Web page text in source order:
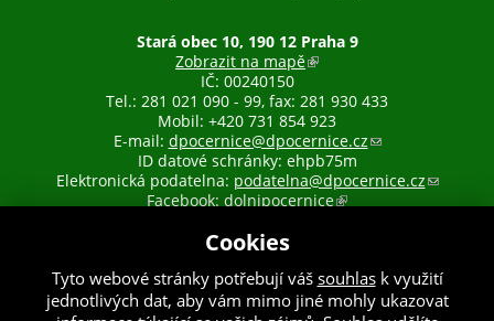
Stará obec 10, 190 12 Praha 9
Zobrazit na mapě(
d
k
a
z
j
e
e
r
IČ: 00240150
Tel.: 281 021 090 - 99, fax: 281 930 433
Mobil: +420 731 854 923
E-mail: dpocernice@dpocernice.cz(
d
d
e
ID datové schránky: ehpb75m
Elektronická podatelna: podatelna@dpocernice.cz(
z
o
Facebook: dolnipocernice(
a
z
Webdesigner:našli jste chybu? Máte náměty, či připomínky?
| Vytvořil: drualas.cz(odkaz
Cookies
Tyto webové stránky potřebují váš souhlask využití
jednotlivých dat, aby vám mimo jiné mohly ukazovat